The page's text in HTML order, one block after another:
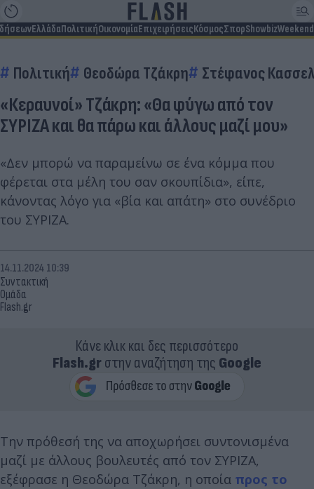
ΕλλάδαΠολιτικήΟικονομίαΕπιχειρήσειςΚόσμοςΣπορShowbizWeekend
Πολιτική Θεοδώρα Τζάκρη Στέφανος
«Κεραυνοί» Τζάκρη: «Θα φύγω από τον
ΣΥΡΙΖΑ και θα πάρω και άλλους μαζί μου»
«Δεν μπορώ να παραμείνω σε ένα κόμμα που
φέρεται στα μέλη του σαν σκουπίδια», είπε,
κάνοντας λόγο για «βία και απάτη» στο συνέδριο
του ΣΥΡΙΖΑ.
Συντακτική
Ομάδα
Flash.gr
14.11.2024 10:39
Κάνε κλικ και δες περισσότερο
Flash.grστην αναζήτηση της Google
Την πρόθεσή της να αποχωρήσει συντονισμένα
μαζί με άλλους βουλευτές από τον ΣΥΡΙΖΑ,
εξέφρασε η Θεοδώρα Τζάκρη, η οποία προς το